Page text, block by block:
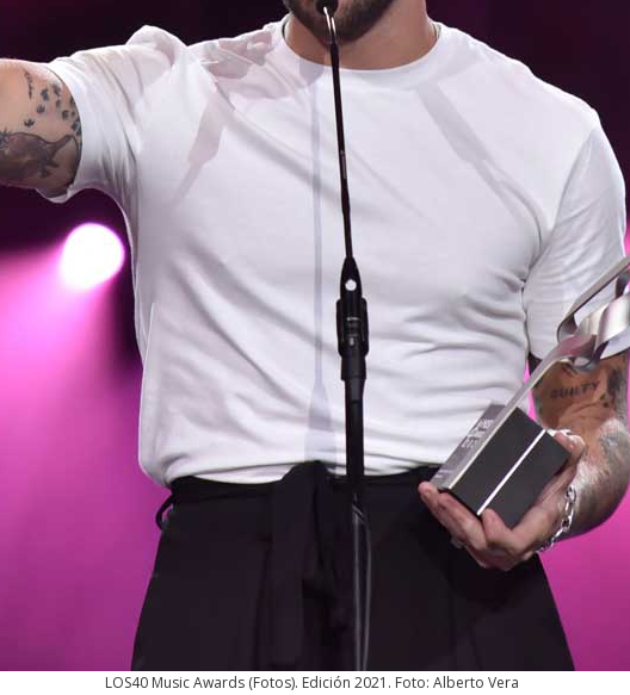
LOS40 Music Awards(Fotos). Edición 2021. Foto: Alberto Vera